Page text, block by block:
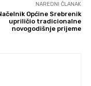
NAREDNI ČLANAK
Općine Srebrenik
upriličio tradicionalne
novogodišnje prijeme